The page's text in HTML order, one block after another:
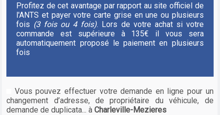
Profitez de cet avantage par rapport au site officiel de
l'ANTS et payer votre carte grise en une ou plusieurs
fois (3 fois ou 4 fois). Lors de votre achat si votre
commande est supérieure à 135€ il vous sera
automatiquement proposé le paiement en plusieurs
fois
Vous pouvez effectuer votre demande en ligne pour un
changement d’adresse, de propriétaire du véhicule, de
demande de duplicata... àCharleville-Mezieres